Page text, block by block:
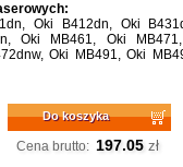
Oki B412dn, Oki
Oki MB461, Oki
Oki MB491, Oki
Do koszyka
Cena brutto: 197.05 zł